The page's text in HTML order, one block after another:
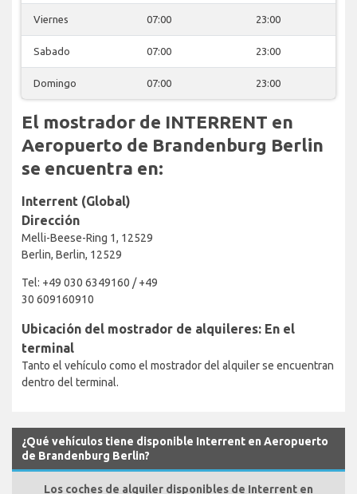
Viernes 07:00 23:00
Sabado 07:00 23:00
Domingo 07:00 23:00
El mostrador de INTERRENT en
Aeropuerto de Brandenburg Berlin
se encuentra en:
Interrent (Global)
Dirección
Melli-Beese-Ring 1, 12529
Berlin, Berlin, 12529
Tel: +49 030 6349160 / +49
30 609160910
Ubicación del mostrador de alquileres: En el
terminal
Tanto el vehículo como el mostrador del alquiler se encuentran
dentro del terminal.
¿Qué vehículos tiene disponible Interrent en Aeropuerto
de Brandenburg Berlin?
Los coches de alquiler disponibles de Interrent en